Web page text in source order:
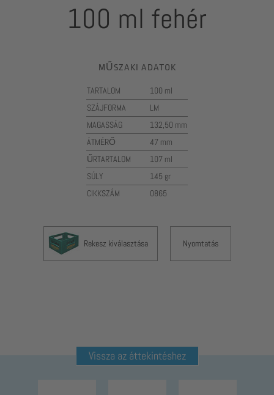
100 ml fehér
MŰSZAKI ADATOK
TARTALOM
100 ml
SZÁJFORMA
LM
MAGASSÁG
132,50 mm
ÁTMÉRŐ
47 mm
ŰRTARTALOM
107 ml
SÚLY
145 gr
CIKKSZÁM
0865
Rekesz kiválasztása Nyomtatás
Vissza az áttekintéshez